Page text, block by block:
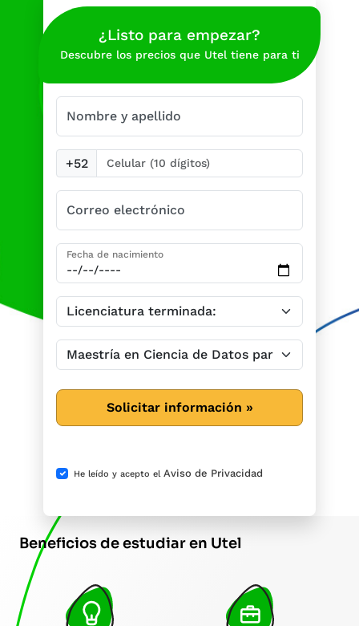
¿Listo para empezar?
Descubre los precios que Utel tiene para ti
Nombre y apellido
+52
Correo electrónico
Fecha de nacimiento
Solicitar información »
He leído y acepto el Aviso de Privacidad
Beneficios de estudiar en Utel